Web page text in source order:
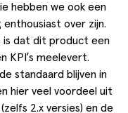
hebben we ook een
over zijn.
is dat dit product een
KPI’s meelevert.
standaard blijven in
hier veel voordeel uit
2.x versies) en de